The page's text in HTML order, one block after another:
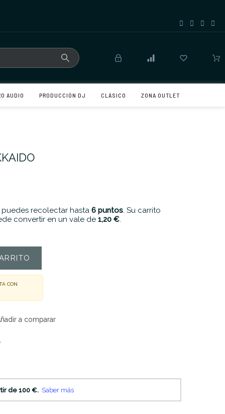
AUDIO PRODUCCIÓN DJ CLÁSICO ZONA OUTLET
recolectar hasta 6 puntos. Su carrito
convertir en un vale de 1,20 €.
CON
a comparar